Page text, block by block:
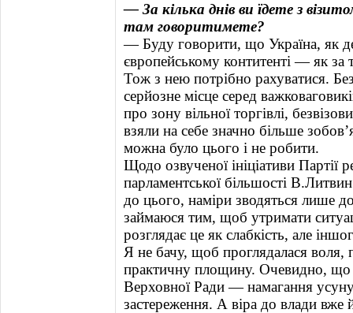
— За кілька днів ви їдете з
там говоритимете?
— Буду говорити, що Україна, як
європейському контитенті — як за
Тож з нею потрібно рахуватися.
серйозне місце серед
про зону вільної торгівлі,
взяли на себе значно більше
можна було цього і не робити.
Щодо озвученої ініціативи Партії
парламентської більшості
до цього, наміри зводяться лише
займаюся тим, щоб утримати
розглядає це як слабкість, але
Я не бачу, щоб проглядалася воля,
практичну площину. Очевидно,
Верховної Ради — намагання
застереження. А віра до влади вже